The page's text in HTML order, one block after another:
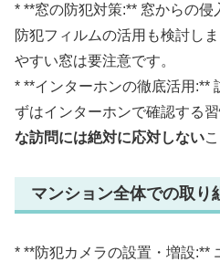
* **窓の防犯対策:** 窓からの
防犯フィルムの活用も検討し
やすい窓は要注意です。
* **インターホンの徹底活用:**
ずはインターホンで確認する
な訪問には絶対に応対しない
マンション全体での取り
* **防犯カメラの設置・増設:**